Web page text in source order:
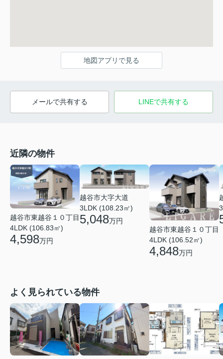
地図アプリで見る
メールで共有する LINEで共有する
近隣の物件
越谷市東越谷１０丁目
4LDK (106.83㎡)
4,598万円
越谷市大字大道
3LDK (108.23㎡)
5,048万円
越谷市東越谷１０丁目
4LDK (106.52㎡)
4,848万円
よく見られている物件